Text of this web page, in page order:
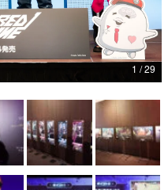
1 / 29